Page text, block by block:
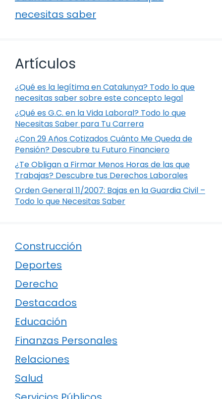
necesitas saber
Artículos
¿Qué es la legítima en Catalunya? Todo lo que
necesitas saber sobre este concepto legal
¿Qué es G.C. en la Vida Laboral? Todo lo que
Necesitas Saber para Tu Carrera
¿Con 29 Años Cotizados Cuánto Me Queda de
Pensión? Descubre tu Futuro Financiero
¿Te Obligan a Firmar Menos Horas de las que
Trabajas? Descubre tus Derechos Laborales
Orden General 11/2007: Bajas en la Guardia Civil –
Todo lo que Necesitas Saber
Construcción
Deportes
Derecho
Destacados
Educación
Finanzas Personales
Relaciones
Salud